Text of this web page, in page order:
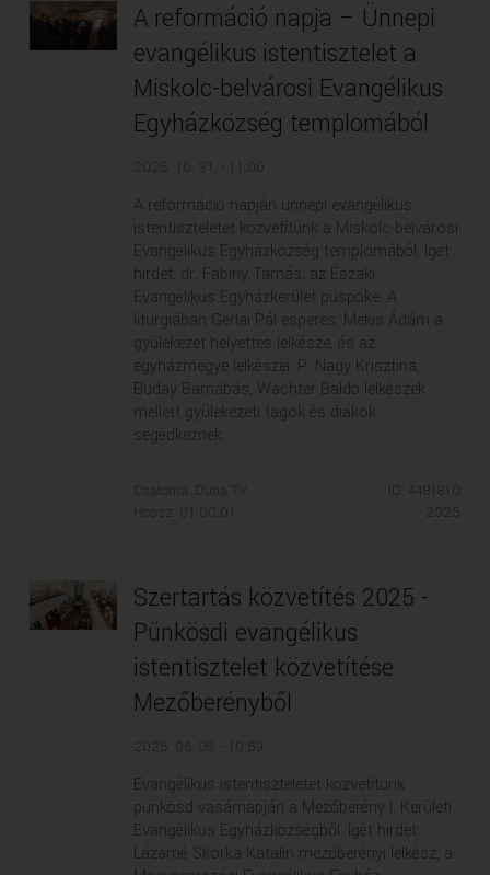
A reformáció napja – Ünnepi
evangélikus istentisztelet a
Miskolc-belvárosi Evangélikus
Egyházközség templomából
A reformáció napján ünnepi evangélikus
istentiszteletet közvetítünk a Miskolc-belvárosi
Evangélikus Egyházközség templomából. Igét
hirdet: dr. Fabiny Tamás, az Északi
Evangélikus Egyházkerület püspöke. A
liturgiában Gerlai Pál esperes, Mekis Ádám a
gyülekezet helyettes lelkésze, és az
egyházmegye lelkészei: P. Nagy Krisztina,
Buday Barnabás, Wächter Baldó lelkészek
mellett gyülekezeti tagok és diákok
segédkeznek. ...
Csatorna: Duna TV
Hossz: 01:00:01
ID: 4481810
Szertartás közvetítés 2025 -
Pünkösdi evangélikus
istentisztelet közvetítése
Mezőberényből
Evangélikus istentiszteletet közvetítünk
pünkösd vasárnapján a Mezőberény I. Kerületi
Evangélikus Egyházközségből. Igét hirdet:
Lázárné Skorka Katalin mezőberényi lelkész, a